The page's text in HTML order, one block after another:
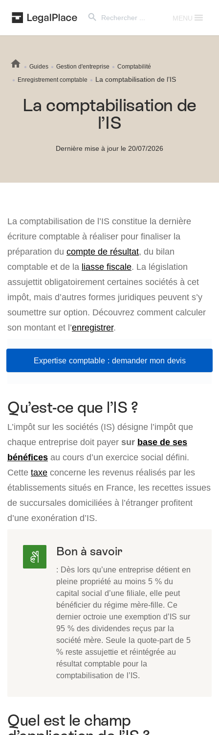
for:
MENU
Guides Gestion d'entreprise
Comptabilité
Enregistrement comptable
La comptabilisation de l’IS
La comptabilisation de
l’IS
Dernière mise à jour le 20/07/2026
La comptabilisation de l’IS constitue la dernière
écriture comptable à réaliser pour finaliser la
préparation du compte de résultat, du bilan
comptable et de la liasse fiscale. La législation
assujettit obligatoirement certaines sociétés à cet
impôt, mais d’autres formes juridiques peuvent s’y
soumettre sur option. Découvrez comment calculer
son montant et l’enregistrer.
Expertise comptable : demander mon devis
Qu’est-ce que l’IS ?
L’impôt sur les sociétés (IS) désigne l’impôt que
chaque entreprise doit payer sur base de ses
bénéfices au cours d’un exercice social défini.
Cette taxe concerne les revenus réalisés par les
établissements situés en France, les recettes issues
de succursales domiciliées à l’étranger profitent
d’une exonération d’IS.
Bon à savoir
: Dès lors qu’une entreprise détient en
pleine propriété au moins 5 % du
capital social d’une filiale, elle peut
bénéficier du régime mère-fille. Ce
dernier octroie une exemption d’IS sur
95 % des dividendes reçus par la
société mère. Seule la quote-part de 5
% reste assujettie et réintégrée au
résultat comptable pour la
comptabilisation de l’IS.
Quel est le champ